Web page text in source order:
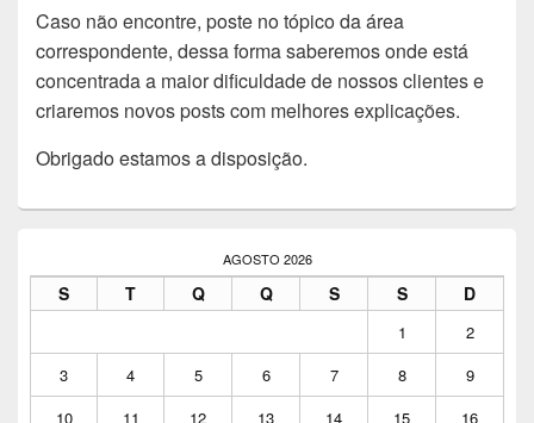
Caso não encontre, poste no tópico da área
correspondente, dessa forma saberemos onde está
concentrada a maior dificuldade de nossos clientes e
criaremos novos posts com melhores explicações.
Obrigado estamos a disposição.
barra
lateral
AGOSTO 2026
S T Q Q S S D
1
2
3
4 5 6 7 8
9
10
11 12 13 14 15
16